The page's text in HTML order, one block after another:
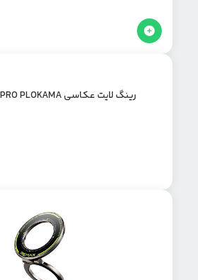
رینگ لایت عکاسی R45 PRO PLOKAMA اورجینال